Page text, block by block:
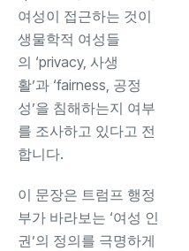
여성이 접근하는 것이
생물학적 여성들
의 ‘privacy, 사생
활’과 ‘fairness, 공정
성’을 침해하는지 여부
를 조사하고 있다고 전
합니다.
이 문장은 트럼프 행정
부가 바라보는 ‘여성 인
권’의 정의를 극명하게